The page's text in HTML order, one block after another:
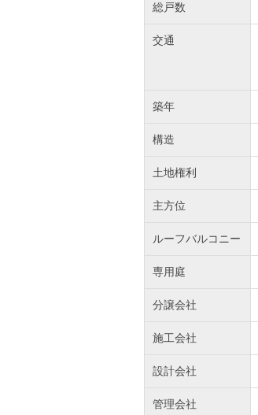
総戸数
交通
築年
構造
土地権利
主方位
ルーフバルコニー
専用庭
分譲会社
施工会社
設計会社
管理会社